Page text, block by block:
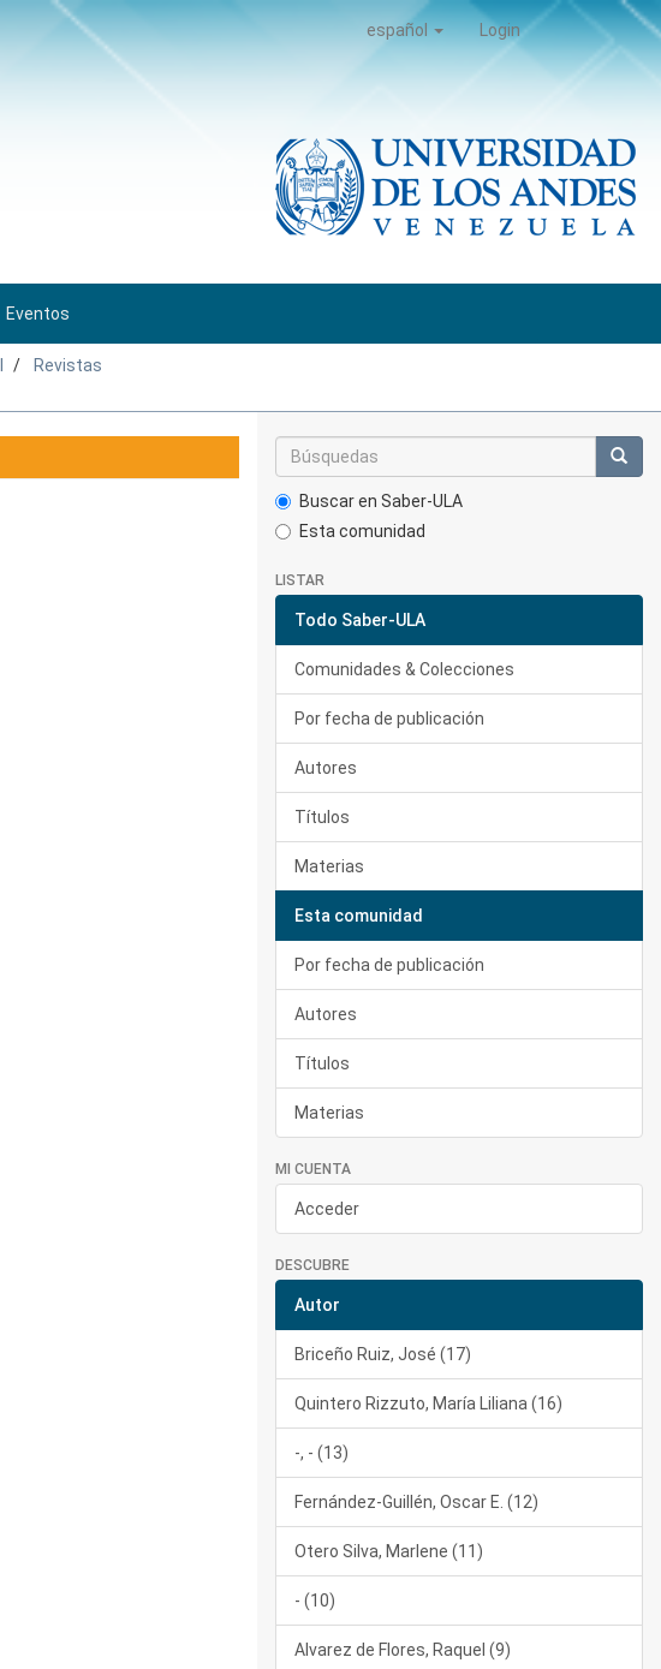
español Login
Eventos
Revistas
Buscar en Saber-ULA
Esta comunidad
LISTAR
Todo Saber-ULA
Comunidades & Colecciones
Por fecha de publicación
Autores
Títulos
Materias
Esta comunidad
Por fecha de publicación
Autores
Títulos
Materias
MI CUENTA
Acceder
DESCUBRE
Autor
Briceño Ruiz, José (17)
Quintero Rizzuto, María Liliana (16)
-, - (13)
Fernández-Guillén, Oscar E. (12)
Otero Silva, Marlene (11)
- (10)
Alvarez de Flores, Raquel (9)